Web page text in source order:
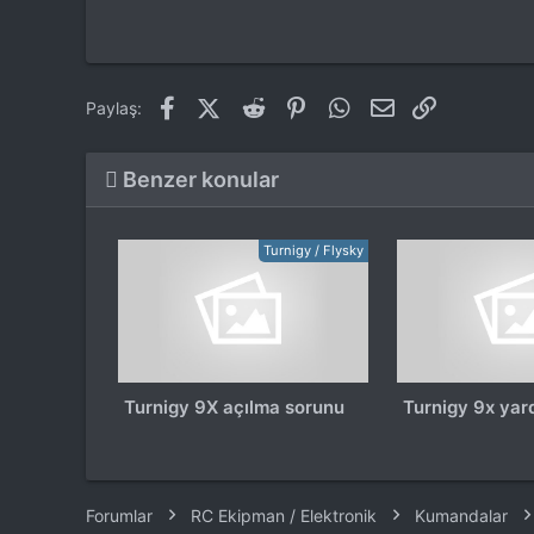
Paylaş: FacebookX (Twitter)
Reddit PinterestWhatsApp
E-posta
Benzer konular
Turnigy / Flysky
Turnigy 9X açılma sorunu Turnigy 9x
Forumlar RC Ekipman / Elektronik Kumandalar